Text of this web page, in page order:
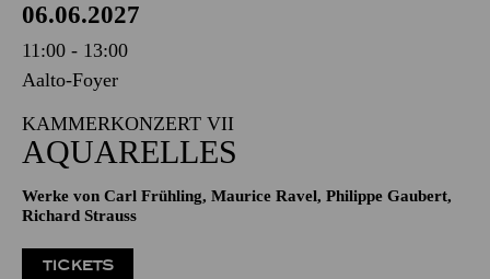
06.06.2027
11:00 - 13:00
Aalto-Foyer
KAMMERKONZERT VII
AQUARELLES
Werke von Carl Frühling, Maurice Ravel, Philippe Gaubert,
Richard Strauss
TICKETS